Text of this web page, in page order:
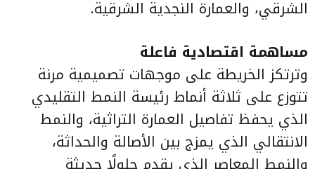
الشرقي، والعمارة النجدية الشرقية.
مساهمة اقتصادية فاعلة
وترتكز الخريطة على موجهات تصميمية مرنة
تتوزع على ثلاثة أنماط رئيسة النمط التقليدي
الذي يحفظ تفاصيل العمارة التراثية، والنمط
الانتقالي الذي يمزج بين الأصالة والحداثة،